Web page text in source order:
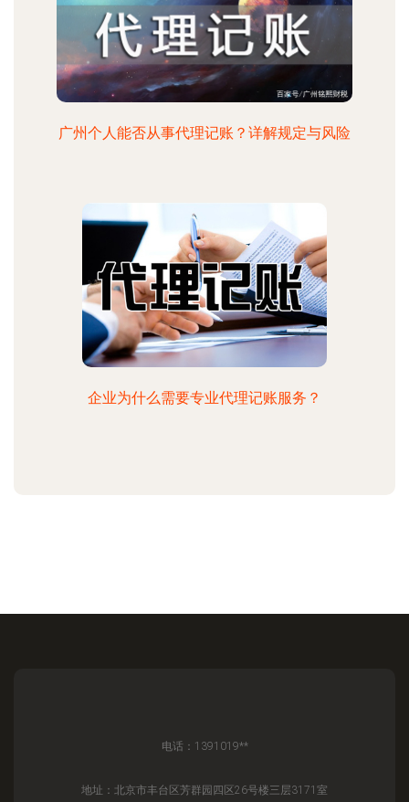
广州个人能否从事代理记账？详解规定与风险
企业为什么需要专业代理记账服务？
电话：1391019**
地址：北京市丰台区芳群园四区26号楼三层3171室